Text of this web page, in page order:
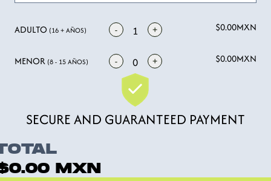
ADULTO (16 + AÑOS) - 1 + $0.00MXN
MENOR (8 - 15 AÑOS) - 0 + $0.00MXN
SECURE AND GUARANTEED PAYMENT
MXN